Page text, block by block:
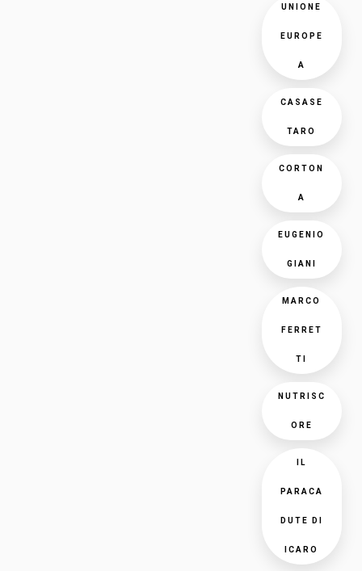
UNIONE
EUROPE
A
CASASE
TARO
CORTON
A
EUGENIO
GIANI
MARCO
FERRET
TI
NUTRISC
ORE
IL
PARACA
DUTE DI
ICARO